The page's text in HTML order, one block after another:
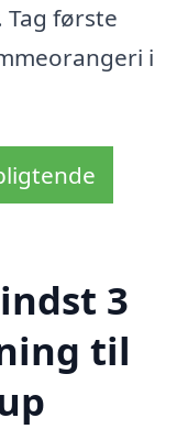
Tag første
i
3
til